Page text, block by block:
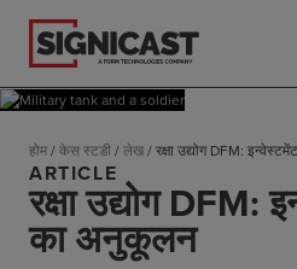
होम/केस स्टडी/लेख/रक्षा उद्योग DFM:
ARTICLE
रक्षा उद्योग DFM:
का अनुकूलन